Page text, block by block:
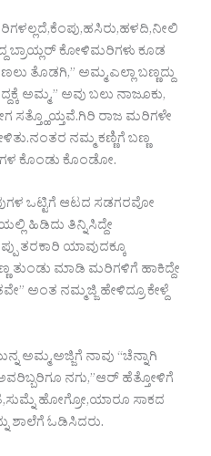
ಬ್ರಾಯ್ಲರ್ ಕೋಳಿಮರಿಗಳು ಕೂಡ
ತೊಡಗಿ,” ಅಮ್ಮ,ಎಲ್ಲಾ ಬಣ್ಣದ್ದು
ಅಮ್ಮ,” ಅವು ಬಲು ನಾಜೂಕು,
ಸತ್ತ್ಹೊಯ್ತವೆ.ಗಿರಿ ರಾಜ ಮರಿಗಳೇ
ನಮ್ಮ ಕಣ್ಣಿಗೆ ಬಣ್ಣ
ಕೊಂಡು ಕೊಂಡೋ.
ಒಟ್ಟಿಗೆ ಆಟದ ಸಡಗರವೋ
ಹಿಡಿದು ತಿನ್ನಿಸಿದ್ದೇ
ತರಕಾರಿ ಯಾವುದಕ್ಕೂ
ತುಂಡು ಮಾಡಿ ಮರಿಗಳಿಗೆ ಹಾಕಿದ್ದೇ
ಅಂತ ನಮ್ಮಜ್ಜಿ ಹೇಳಿದ್ರೂ ಕೇಳ್ದೆ
ಅಮ್ಮ,ಅಜ್ಜಿಗೆ ನಾವು “ಚೆನ್ನಾಗಿ
ನಗು,”ಆರ್ ಹೆತ್ತೋಳಿಗೆ
ಹೋಗ್ರೋ,ಯಾರೂ ಸಾಕದ
ಶಾಲೆಗೆ ಓಡಿಸಿದರು.